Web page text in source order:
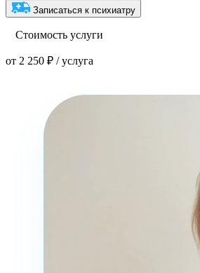
Записаться к психиатру
Стоимость услуги
от 2 250 ₽ / услуга